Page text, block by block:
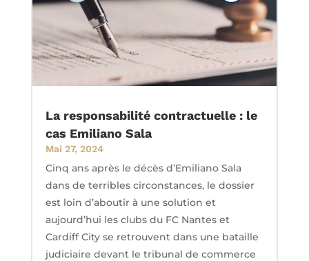
La responsabilité contractuelle : le
cas Emiliano Sala
Mai 27, 2024
Cinq ans après le décès d’Emiliano Sala
dans de terribles circonstances, le dossier
est loin d’aboutir à une solution et
aujourd’hui les clubs du FC Nantes et
Cardiff City se retrouvent dans une bataille
judiciaire devant le tribunal de commerce